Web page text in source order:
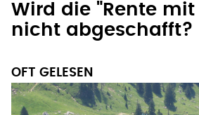
Wird die "Rente mit
nicht abgeschafft?
OFT GELESEN